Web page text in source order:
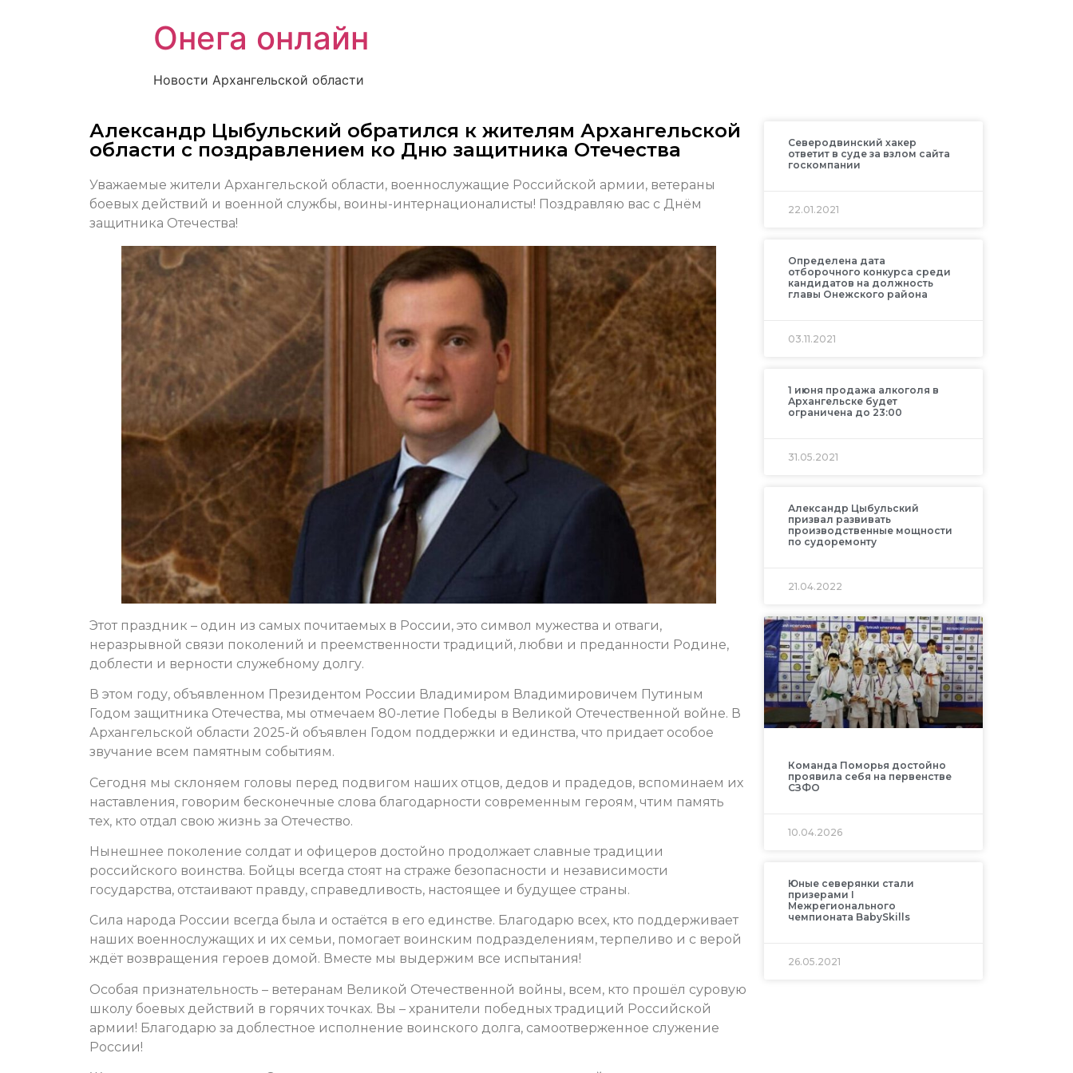
Онега онлайн
Новости Архангельской области
Александр Цыбульский обратился к жителям Архангельской
области с поздравлением ко Дню защитника Отечества
Уважаемые жители Архангельской области, военнослужащие Российской армии, ветераны
боевых действий и военной службы, воины-интернационалисты! Поздравляю вас с Днём
защитника Отечества!
Этот праздник – один из самых почитаемых в России, это символ мужества и отваги,
неразрывной связи поколений и преемственности традиций, любви и преданности Родине,
доблести и верности служебному долгу.
В этом году, объявленном Президентом России Владимиром Владимировичем Путиным
Годом защитника Отечества, мы отмечаем 80-летие Победы в Великой Отечественной войне. В
Архангельской области 2025-й объявлен Годом поддержки и единства, что придает особое
звучание всем памятным событиям.
Сегодня мы склоняем головы перед подвигом наших отцов, дедов и прадедов, вспоминаем их
наставления, говорим бесконечные слова благодарности современным героям, чтим память
тех, кто отдал свою жизнь за Отечество.
Нынешнее поколение солдат и офицеров достойно продолжает славные традиции
российского воинства. Бойцы всегда стоят на страже безопасности и независимости
государства, отстаивают правду, справедливость, настоящее и будущее страны.
Сила народа России всегда была и остаётся в его единстве. Благодарю всех, кто поддерживает
наших военнослужащих и их семьи, помогает воинским подразделениям, терпеливо и с верой
ждёт возвращения героев домой. Вместе мы выдержим все испытания!
Особая признательность – ветеранам Великой Отечественной войны, всем, кто прошёл суровую
школу боевых действий в горячих точках. Вы – хранители победных традиций Российской
армии! Благодарю за доблестное исполнение воинского долга, самоотверженное служение
России!
Северодвинский хакер
ответит в суде за взлом сайта
госкомпании
22.01.2021
Определена дата
отборочного конкурса среди
кандидатов на должность
главы Онежского района
03.11.2021
1 июня продажа алкоголя в
Архангельске будет
ограничена до 23:00
31.05.2021
Александр Цыбульский
призвал развивать
производственные мощности
по судоремонту
21.04.2022
Команда Поморья достойно
проявила себя на первенстве
СЗФО
10.04.2026
Юные северянки стали
призерами I
Межрегионального
чемпионата BabySkills
26.05.2021